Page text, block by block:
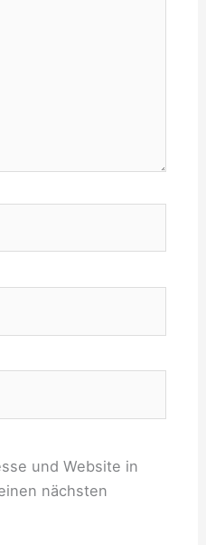
und Website in
nächsten